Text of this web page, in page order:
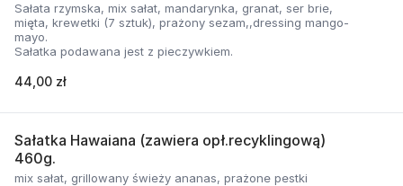
Sałata rzymska, mix sałat, mandarynka, granat, ser brie,
mięta, krewetki (7 sztuk), prażony sezam,,dressing mango-
mayo.
Sałatka podawana jest z pieczywkiem.
44,00 zł
Sałatka Hawaiana (zawiera opł.recyklingową)
460g.
mix sałat, grillowany świeży ananas, prażone pestki